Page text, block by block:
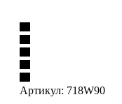
Артикул: 718W90